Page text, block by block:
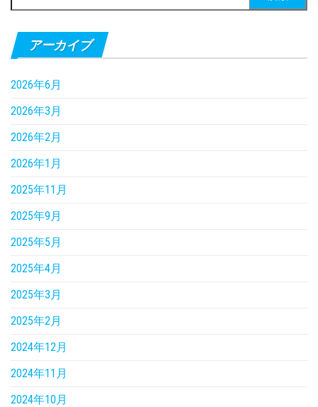
索:
アーカイブ
2026年6月
2026年3月
2026年2月
2026年1月
2025年11月
2025年9月
2025年5月
2025年4月
2025年3月
2025年2月
2024年12月
2024年11月
2024年10月